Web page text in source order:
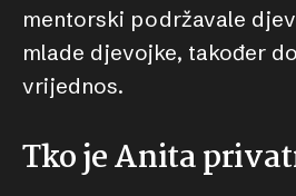
mentorski podržavale
mlade djevojke, također
vrijednos.
Tko je Anita